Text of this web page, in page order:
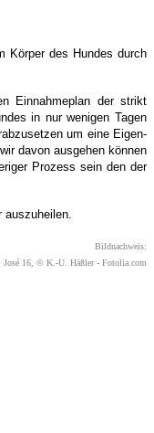
Körper des Hundes durch
Einnahmeplan der strikt
in nur wenigen Tagen
um eine Eigen-
davon ausgehen können
Prozess sein den der
auszuheilen.
Bildnachweis:
16, © K.-U. Häßler - Fotolia.com